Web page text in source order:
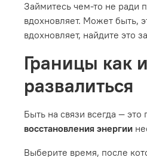
Займитесь чем-то не ради
вдохновляет. Может быть,
вдохновляет, найдите это
Границы как
развалиться
Быть на связи всегда —
восстановления энергии
Выберите время, после